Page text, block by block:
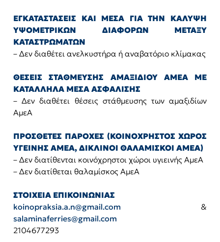
ΕΓΚΑΤΑΣΤΑΣΕΙΣ ΚΑΙ ΜΕΣΑ ΓΙΑ ΤΗΝ ΚΑΛΥΨΗ
ΥΨΟΜΕΤΡΙΚΩΝ ΔΙΑΦΟΡΩΝ ΜΕΤΑΞΥ
ΚΑΤΑΣΤΡΩΜΑΤΩΝ
– Δεν διαθέτει ανελκυστήρα ή αναβατόριο κλίμακας
ΘΕΣΕΙΣ ΣΤΑΘΜΕΥΣΗΣ ΑΜΑΞΙΔΙΟΥ ΑΜΕΑ ΜΕ
ΚΑΤΑΛΛΗΛΑ ΜΕΣΑ ΑΣΦΑΛΙΣΗΣ
– Δεν διαθέτει θέσεις στάθμευσης των αμαξιδίων
ΑμεΑ
ΠΡΟΣΘΕΤΕΣ ΠΑΡΟΧΕΣ (ΚΟΙΝΟΧΡΗΣΤΟΣ ΧΩΡΟΣ
ΥΓΕΙΝΗΣ ΑΜΕΑ, ΔΙΚΛΙΝΟΙ ΘΑΛΑΜΙΣΚΟΙ ΑΜΕΑ)
– Δεν διατίθενται κοινόχρηστοι χώροι υγιεινής ΑμεΑ
– Δεν διατίθεται θαλαμίσκος ΑμεΑ
ΣΤΟΙΧΕΙΑ ΕΠΙΚΟΙΝΩΝΙΑΣ
koinopraksia.a.n@gmail.com &
salaminaferries@gmail.com
2104677293